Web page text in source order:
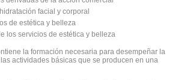
facial y corporal
de estética y belleza
los servicios de estética y belleza
la formación necesaria para desempeñar la
actividades básicas que se producen en una